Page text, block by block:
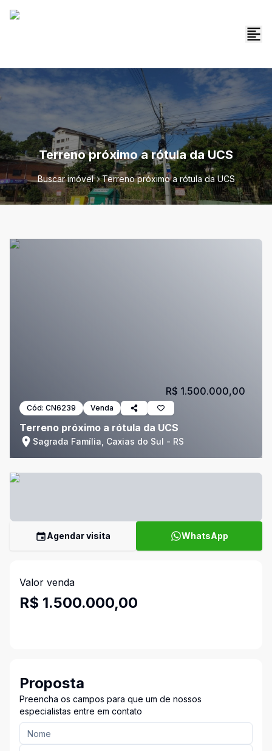
Terreno próximo a rótula da UCS
Buscar imóvel Terreno próximo a rótula da UCS
Cód: CN6239 Venda
Terreno próximo a rótula da UCS
Sagrada Família, Caxias do Sul - RS
R$ 1.500.000,00
Agendar visita WhatsApp
Valor venda
R$ 1.500.000,00
Proposta
Preencha os campos para que um de nossos
especialistas entre em contato